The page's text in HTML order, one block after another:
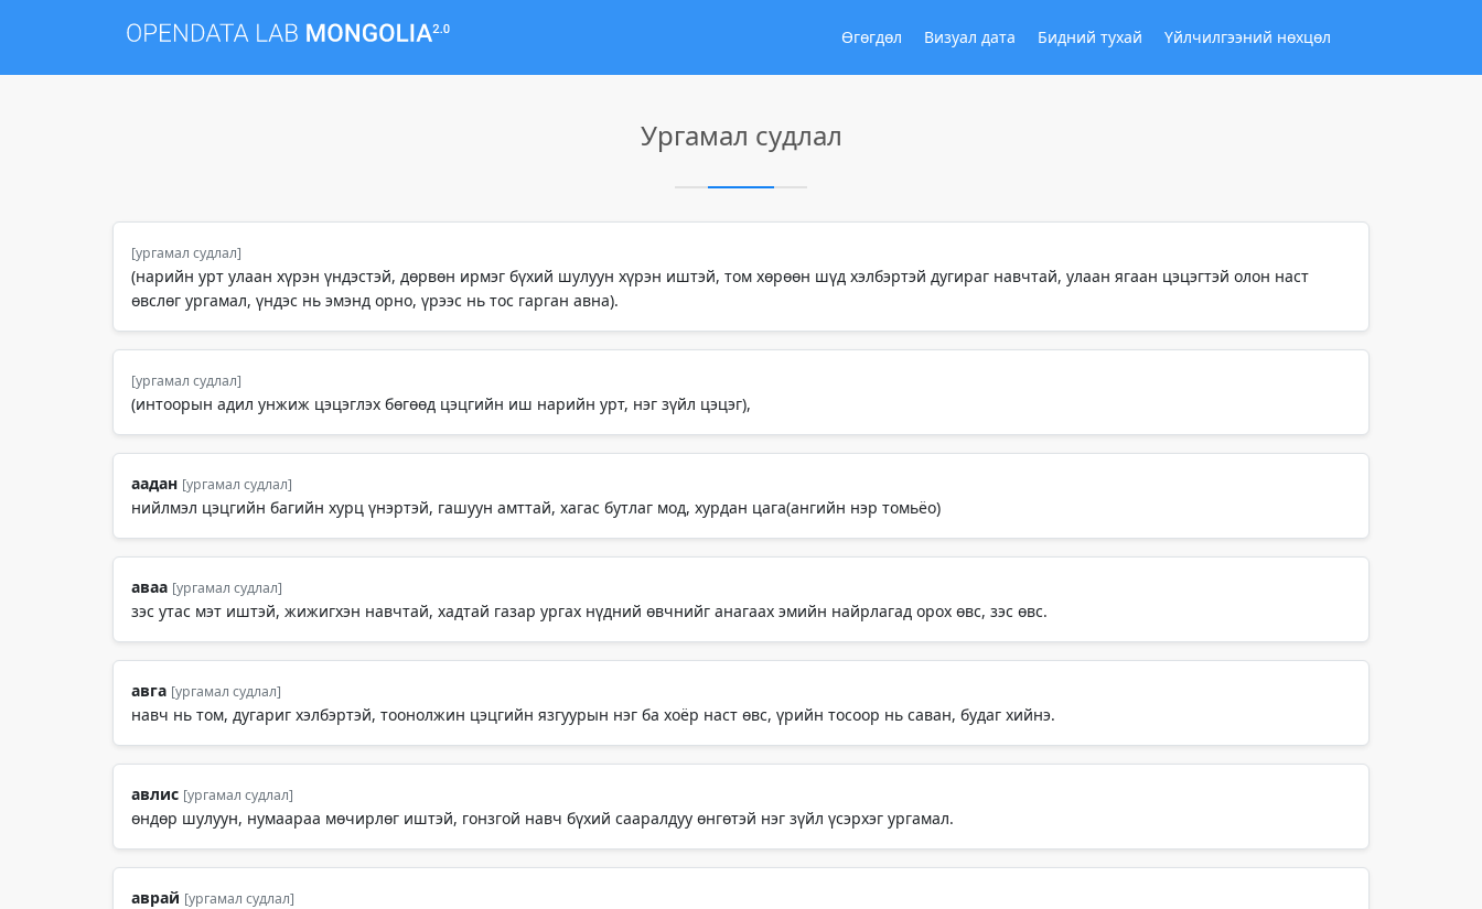
Өгөгдөл Визуал дата Бидний тухай Үйлчилгээний нөхцөл
Ургамал судлал
[ургамал судлал]
(нарийн урт улаан хүрэн үндэстэй, дөрвөн ирмэг бүхий шулуун хүрэн иштэй, том хөрөөн шүд хэлбэртэй дугираг навчтай, улаан ягаан цэцэгтэй олон наст
өвслөг ургамал, үндэс нь эмэнд орно, үрээс нь тос гарган авна).
[ургамал судлал]
(интоорын адил унжиж цэцэглэх бөгөөд цэцгийн иш нарийн урт, нэг зүйл цэцэг),
аадан [ургамал судлал]
нийлмэл цэцгийн багийн хурц үнэртэй, гашуун амттай, хагас бутлаг мод, хурдан цага(ангийн нэр томьёо)
аваа [ургамал судлал]
зэс утас мэт иштэй, жижигхэн навчтай, хадтай газар ургах нүдний өвчнийг анагаах эмийн найрлагад орох өвс, зэс өвс.
авга [ургамал судлал]
навч нь том, дугариг хэлбэртэй, тоонолжин цэцгийн язгуурын нэг ба хоёр наст өвс, үрийн тосоор нь саван, будаг хийнэ.
авлис [ургамал судлал]
өндөр шулуун, нумаараа мөчирлөг иштэй, гонзгой навч бүхий сааралдуу өнгөтэй нэг зүйл үсэрхэг ургамал.
аврай [ургамал судлал]